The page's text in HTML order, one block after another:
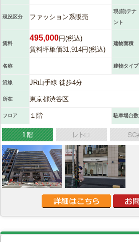
現況区分 ファッション系販売
現(前)テナ
ント
賃料
495,000円(税込)
賃料坪単価31,914円(税込)
建物面積
名称 建物タイプ
沿線 JR山手線 徒歩4分
所在 東京都渋谷区
フロア １階 駐車場台数